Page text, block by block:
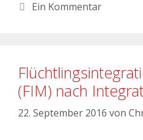
Ein Kommentar
(FIM) nach
22. September 2016 von